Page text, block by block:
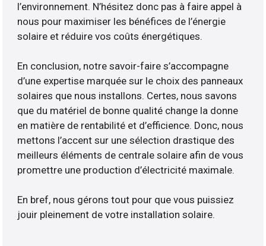
l’environnement. N’hésitez donc pas à faire appel à
nous pour maximiser les bénéfices de l’énergie
solaire et réduire vos coûts énergétiques.
En conclusion, notre savoir-faire s’accompagne
d’une expertise marquée sur le choix des panneaux
solaires que nous installons. Certes, nous savons
que du matériel de bonne qualité change la donne
en matière de rentabilité et d’efficience. Donc, nous
mettons l’accent sur une sélection drastique des
meilleurs éléments de centrale solaire afin de vous
promettre une production d’électricité maximale.
En bref, nous gérons tout pour que vous puissiez
jouir pleinement de votre installation solaire.